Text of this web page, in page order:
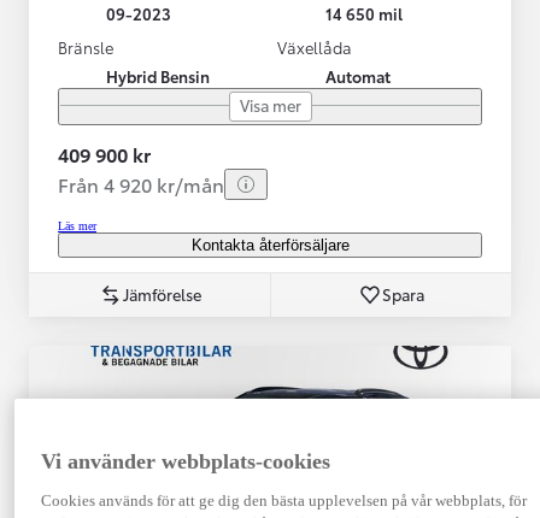
09-2023
14 650 mil
Bränsle
Hybrid Bensin
Växellåda
Automat
Visa mer
409 900 kr
Från 4 920 kr/mån
Läs mer
Kontakta återförsäljare
Jämförelse Spara
Vi använder webbplats-cookies
Cookies används för att ge dig den bästa upplevelsen på vår webbplats, för